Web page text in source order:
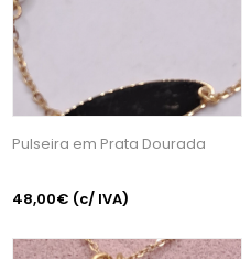
Pulseira em Prata Dourada
48,00€ (c/ IVA)